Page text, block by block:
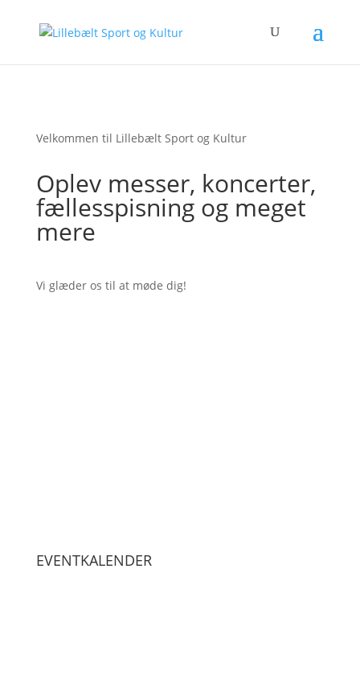
Velkommen til Lillebælt Sport og Kultur
Oplev messer, koncerter,
fællesspisning og meget
mere
Vi glæder os til at møde dig!
EVENTKALENDER